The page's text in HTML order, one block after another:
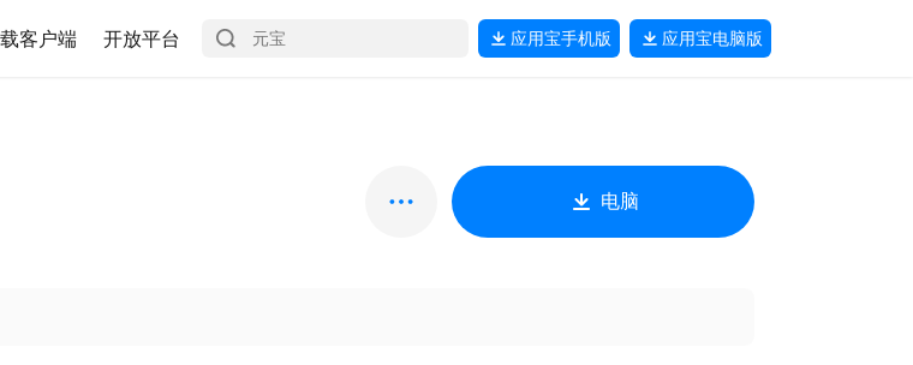
客户端 开放平台 应用宝手机版 应用宝电脑版
电脑